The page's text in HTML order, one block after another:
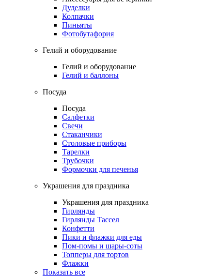
Дуделки
Колпачки
Пиньяты
Фотобутафория
Гелий и оборудование
Гелий и оборудование
Гелий и баллоны
Посуда
Посуда
Салфетки
Свечи
Стаканчики
Столовые приборы
Тарелки
Трубочки
Формочки для печенья
Украшения для праздника
Украшения для праздника
Гирлянды
Гирлянды Тассел
Конфетти
Пики и флажки для еды
Пом-помы и шары-соты
Топперы для тортов
Флажки
Показать все